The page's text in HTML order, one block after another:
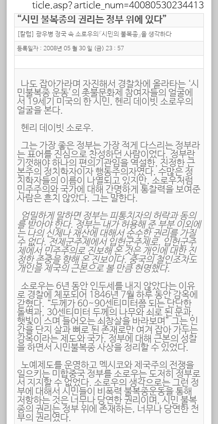
ticle.asp?article_num=40080530234413
“시민 불복종의 권리는 정부 위에 있다”
[칼럼] 광우병 정국 속 소로우의『시민의 불복종』을 생각하다
등록일자 : 2008년 05 월 30 일 (금) 23 : 57
나도 잡아가라며 자진해서 경찰차에 올라타는 ‘시
민불복종 운동’의 촛불문화제 참여자들의 얼굴에
서 19세기 미국의 한 시민, 헨리 데이빗 소로우의
얼굴을 본다.
헨리 데이빗 소로우.
그는 가장 좋은 정부는 가장 적게 다스리는 정부라
는 표어를 진심으로 찬성하던 사람이었다. 정부란
기껏해야 하나의 편의기관임을 역설한, 진정한 근
본주의 정치학자이자 행동주의자였다. 수많은 정
치학자들의 이름이 나열되고 있지만, 소로우처럼
민주주의와 국가에 대해 간명하게 통찰력을 보여준
사람은 흔치 않았다. 그는 말한다.
엄밀하게 말하면 정부는 피통치자의 허락과 동의
를 받아야 한다. 정부는 내가 허용해 준 부분 이외에
는 나의 신체나 재산에 대해서 순수한 권리를 가질
수 없다. 전제군주제에서 입헌군주제로, 입헌군주
제에서 민주주의로 진보해 온 것은 개인에 대한 진
정한 존중을 향해 온 진보이다. 중국의 철인조차도
개인을 제국의 근본으로 볼 만큼 현명했다.
소로우는 6년 동안 인두세를 내지 않았다는 이유
로 경찰에 체포되어 1846년 7월 하루 동안 감옥에
갇혔다. “두께가 60~90센티미터쯤 되는 단단한
돌벽과, 30센티미터 두께의 나무와 쇠로 된 문과,
햇빛이 스며 들어오는 쇠창살을 바라보며” 그는 인
간을 단지 살과 뼈로 된 존재로만 여겨 잡아 가두는
감옥이라는 제도와 국가, 정부에 대해 근본의 성찰
을 하면서 시민불복종 사상을 정리할 수 있었다.
노예제도를 운영하고 멕시코와 제국주의 전쟁을
일으키는 미합중국 정부를 소로우는 도저히 정부로
서 지지할 수 없었다. 소로우의 생각으로는 그런 정
부에 대해서 시민들이 비폭력 불복종운동을 통해
저항하는 것은 너무나 당연한 권리이며, 시민 불복
종의 권리는 정부 위에 존재하는, 너무나 당연한 천
부의 권리였다.